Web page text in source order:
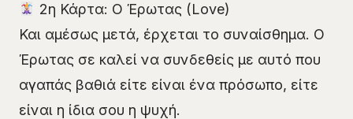
2η Κάρτα: Ο Έρωτας (Love)
Και αμέσως μετά, έρχεται το συναίσθημα. Ο
Έρωτας σε καλεί να συνδεθείς με αυτό που
αγαπάς βαθιά είτε είναι ένα πρόσωπο, είτε
είναι η ίδια σου η ψυχή.